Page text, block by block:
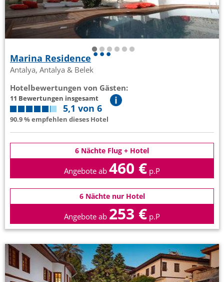
Marina Residence
Antalya, Antalya & Belek
Hotelbewertungen von Gästen:
11 Bewertungen insgesamt
5,1 von 6
90.9 % empfehlen dieses Hotel
6 Nächte Flug + Hotel
Angebote ab 460 € p.P
6 Nächte nur Hotel
Angebote ab 253 € p.P